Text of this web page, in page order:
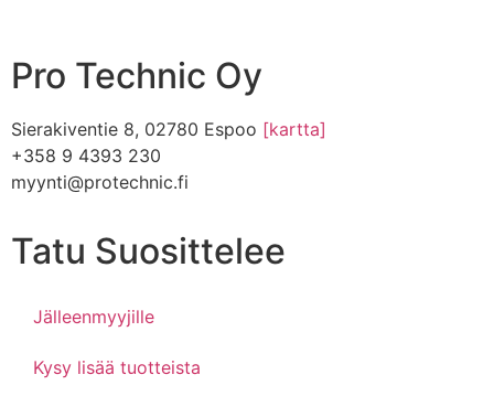
Pro Technic Oy
Sierakiventie 8, 02780 Espoo [kartta]
+358 9 4393 230
myynti@protechnic.fi
Tatu Suosittelee
Jälleenmyyjille
Kysy lisää tuotteista